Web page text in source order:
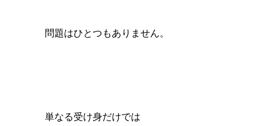
問題はひとつもありません。
単なる受け身だけでは